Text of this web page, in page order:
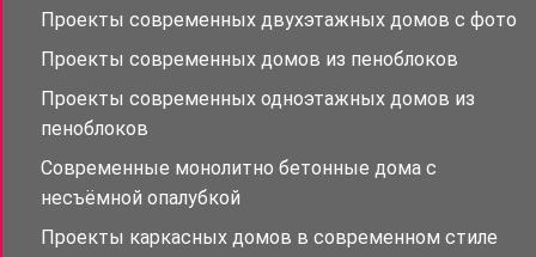
Проекты современных двухэтажных домов с фото
Проекты современных домов из пеноблоков
Проекты современных одноэтажных домов из
пеноблоков
Современные монолитно бетонные дома с
несъёмной опалубкой
Проекты каркасных домов в современном стиле